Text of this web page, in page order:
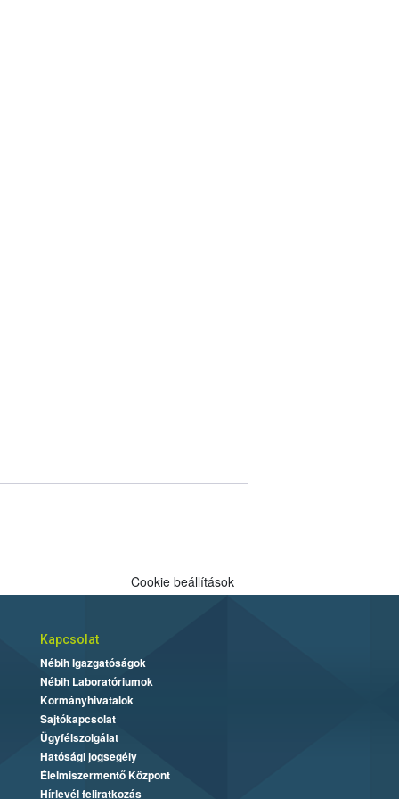
Cookie beállítások
Kapcsolat
Nébih Igazgatóságok
Nébih Laboratóriumok
Kormányhivatalok
Sajtókapcsolat
Ügyfélszolgálat
Hatósági jogsegély
Élelmiszermentő Központ
Hírlevél feliratkozás